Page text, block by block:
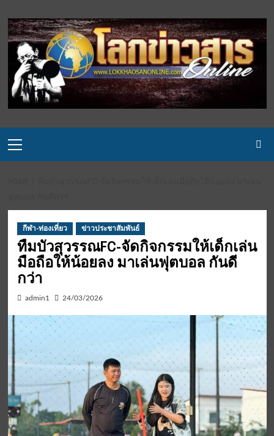
to
content
Menu
กีฬา-ท่องเที่ยว ข่าวประชาสัมพันธ์
ทืมบัวสุวรรณFC-จัดกิจกรรมให้เด็กเล่น
มือถือให้น้อยลง มาเล่นฟุตบอล กันดี
กว่า
admin1 24/03/2026